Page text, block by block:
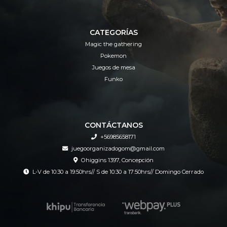
CATEGORÍAS
Magic the gathering
Pokemon
Juegos de mesa
Funko
CONTÁCTANOS
+56985658171
juegoorganizadogom@gmail.com
Ohiggins 1397, Concepción
L-V de 10:30 a 19:50hrs// S de 10:30 a 17:50hrs// Domingo Cerrado